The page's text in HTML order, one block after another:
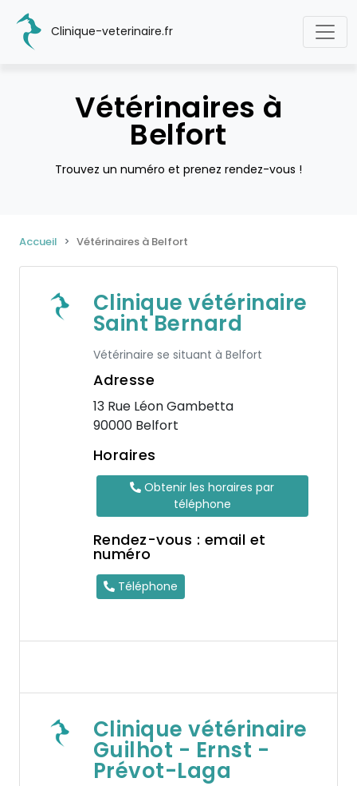
Clinique-veterinaire.fr
Vétérinaires à
Belfort
Trouvez un numéro et prenez rendez-vous !
Accueil Vétérinaires à Belfort
Clinique vétérinaire
Saint Bernard
Vétérinaire se situant à Belfort
Adresse
13 Rue Léon Gambetta
90000 Belfort
Horaires
Obtenir les horaires par
téléphone
Rendez-vous : email et
numéro
Téléphone
Clinique vétérinaire
Guilhot - Ernst -
Prévot-Laga